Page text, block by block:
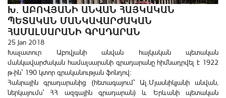
Խ. ԱԲՈՎՅԱՆԻ ԱՆՎԱՆ ՀԱՅԿԱԿԱՆ
ՊԵՏԱԿԱՆ ՄԱՆԿԱՎԱՐԺԱԿԱՆ
ՀԱՄԱԼՍԱՐԱՆԻ ԳՐԱԴԱՐԱՆ
25 Jan 2018
Խաչատուր Աբովյանի անվան հայկական պետական
մանկավարժական համալսարանի գրադարանը հիմնադրվել է 1922
թ-ին` 190 կտոր գրականության ֆոնդով:
Հանրային գրադարանից (հետագայում` Ալ.Մյասնիկյանի անվան,
ներկայումս` ՀՀ ազգային գրադարան) և Երևանի պետական